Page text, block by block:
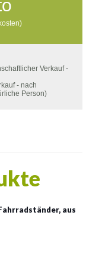
Verkauf -
- nach
Person)
aus